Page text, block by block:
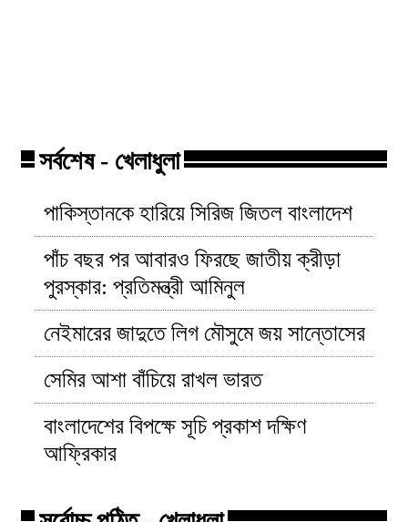
সর্বশেষ - খেলাধুলা
পাকিস্তানকে হারিয়ে সিরিজ জিতল বাংলাদেশ
পাঁচ বছর পর আবারও ফিরছে জাতীয় ক্রীড়া
পুরস্কার: প্রতিমন্ত্রী আমিনুল
নেইমারের জাদুতে লিগ মৌসুমে জয় সান্তোসের
সেমির আশা বাঁচিয়ে রাখল ভারত
বাংলাদেশের বিপক্ষে সূচি প্রকাশ দক্ষিণ
আফ্রিকার